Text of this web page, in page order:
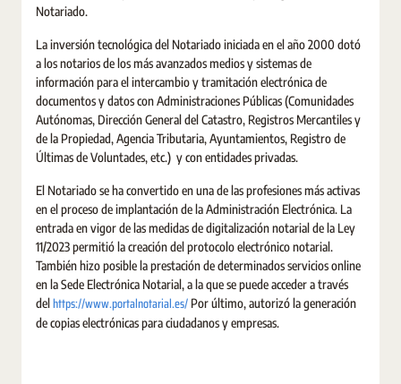
Notariado.
La inversión tecnológica del Notariado iniciada en el año 2000 dotó
a los notarios de los más avanzados medios y sistemas de
información para el intercambio y tramitación electrónica de
documentos y datos con Administraciones Públicas (Comunidades
Autónomas, Dirección General del Catastro, Registros Mercantiles y
de la Propiedad, Agencia Tributaria, Ayuntamientos, Registro de
Últimas de Voluntades, etc.) y con entidades privadas.
El Notariado se ha convertido en una de las profesiones más activas
en el proceso de implantación de la Administración Electrónica. La
entrada en vigor de las medidas de digitalización notarial de la Ley
11/2023 permitió la creación del protocolo electrónico notarial.
También hizo posible la prestación de determinados servicios online
en la Sede Electrónica Notarial, a la que se puede acceder a través
delhttps://www.portalnotarial.es/ Por último, autorizó la generación
de copias electrónicas para ciudadanos y empresas.